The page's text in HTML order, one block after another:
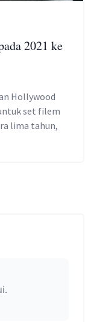
2021 ke
Hollywood
set filem
lima tahun,